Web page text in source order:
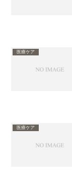
医療ケア
医療ケア